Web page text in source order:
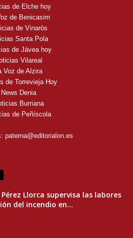
de Elche hoy
de Benicasim
de Vinaròs
Santa Pola
de Jávea hoy
Vilareal
Voz de Alzira
de Torrevieja Hoy
News Denia
Burriana
de Peñíscola
paterna@editorialon.es
Llorca supervisa las labores
del incendio en...